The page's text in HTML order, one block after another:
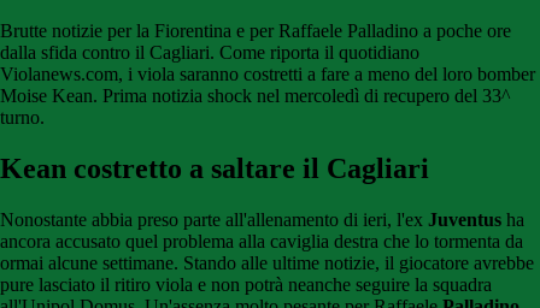
Brutte notizie per la Fiorentina e per Raffaele Palladino a poche ore
dalla sfida contro il Cagliari. Come riporta il quotidiano
Violanews.com, i viola saranno costretti a fare a meno del loro bomber
Moise Kean. Prima notizia shock nel mercoledì di recupero del 33^
turno.
Kean costretto a saltare il Cagliari
Nonostante abbia preso parte all'allenamento di ieri, l'ex Juventus ha
ancora accusato quel problema alla caviglia destra che lo tormenta da
ormai alcune settimane. Stando alle ultime notizie, il giocatore avrebbe
pure lasciato il ritiro viola e non potrà neanche seguire la squadra